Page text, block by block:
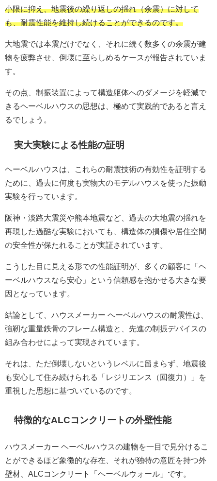
小限に抑え、地震後の繰り返しの揺れ（余震）に対して
も、耐震性能を維持し続けることができるのです。
大地震では本震だけでなく、それに続く数多くの余震が建
物を疲弊させ、倒壊に至らしめるケースが報告されていま
す。
その点、制振装置によって構造躯体へのダメージを軽減で
きるヘーベルハウスの思想は、極めて実践的であると言え
るでしょう。
実大実験による性能の証明
ヘーベルハウスは、これらの耐震技術の有効性を証明する
ために、過去に何度も実物大のモデルハウスを使った振動
実験を行っています。
阪神・淡路大震災や熊本地震など、過去の大地震の揺れを
再現した過酷な実験においても、構造体の損傷や居住空間
の安全性が保たれることが実証されています。
こうした目に見える形での性能証明が、多くの顧客に「ヘ
ーベルハウスなら安心」という信頼感を抱かせる大きな要
因となっています。
結論として、ハウスメーカー ヘーベルハウスの耐震性は、
強靭な重量鉄骨のフレーム構造と、先進の制振デバイスの
組み合わせによって実現されています。
それは、ただ倒壊しないというレベルに留まらず、地震後
も安心して住み続けられる「レジリエンス（回復力）」を
重視した思想に基づいているのです。
特徴的なALCコンクリートの外壁性能
ハウスメーカー ヘーベルハウスの建物を一目で見分けるこ
とができるほど象徴的な存在、それが独特の意匠を持つ外
壁材、ALCコンクリート「ヘーベルウォール」です。